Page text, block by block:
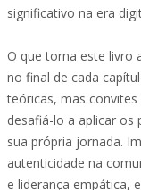
significativo na era
O que torna este livro
no final de cada
teóricas, mas
desafiá-lo a aplicar os
sua própria jornada.
autenticidade na
e liderança empática,